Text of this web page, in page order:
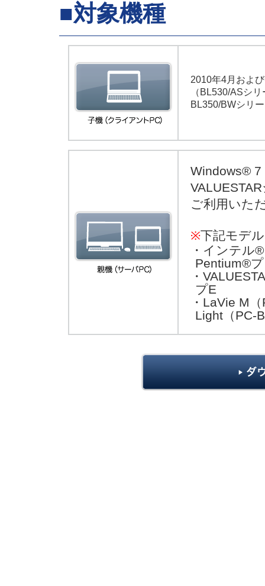
■対象機種
2010年4月およ
（BL530/ASシ
BL350/BWシリ
Windows®
ご利用いた
※下記モデ
・インテル
Pentium®
・
プE
・LaVie M
Light（PC-